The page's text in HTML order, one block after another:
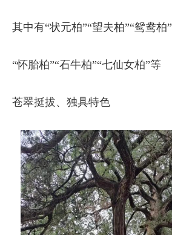
其中有“状元柏”“望夫柏”“鸳鸯柏”
“怀胎柏”“石牛柏”“七仙女柏”等
苍翠挺拔、独具特色